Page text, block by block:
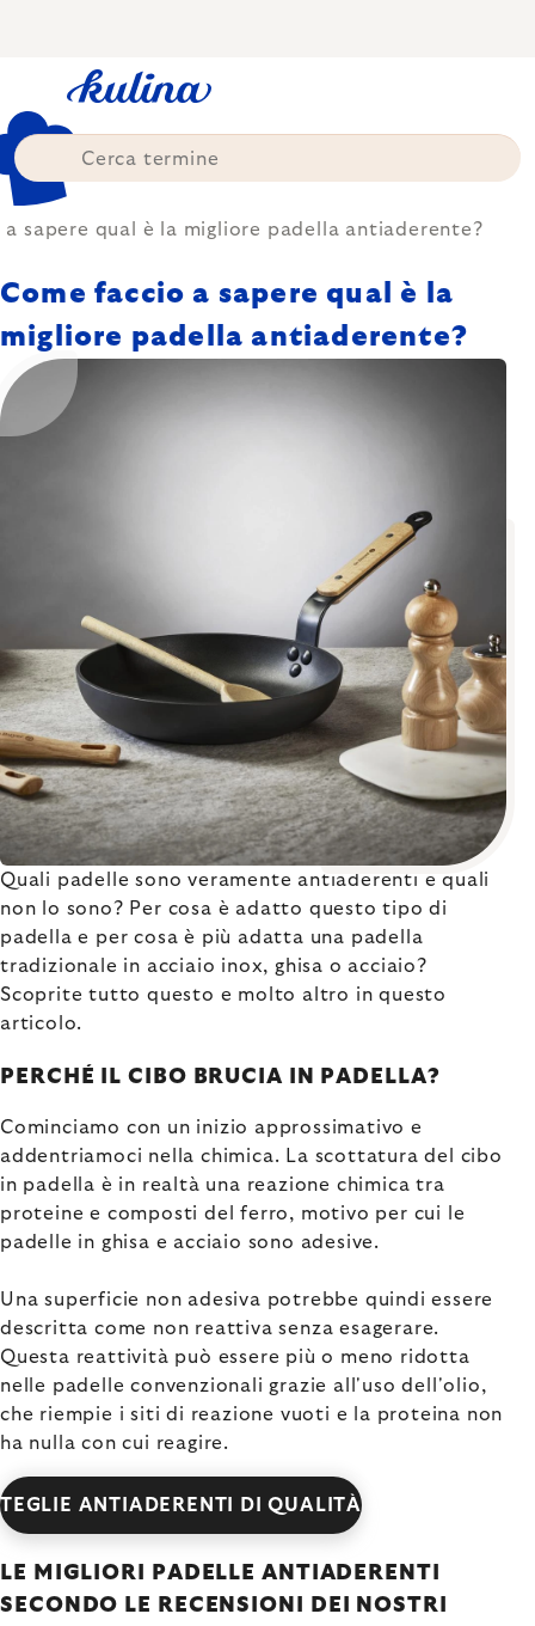
a sapere qual è la migliore padella antiaderente?
Come faccio a sapere qual è la
migliore padella antiaderente?
Quali padelle sono veramente antiaderenti e quali
non lo sono? Per cosa è adatto questo tipo di
padella e per cosa è più adatta una padella
tradizionale in acciaio inox, ghisa o acciaio?
Scoprite tutto questo e molto altro in questo
articolo.
PERCHÉ IL CIBO BRUCIA IN PADELLA?
Cominciamo con un inizio approssimativo e
addentriamoci nella chimica. La scottatura del cibo
in padella è in realtà una reazione chimica tra
proteine e composti del ferro, motivo per cui le
padelle in ghisa e acciaio sono adesive.
Una superficie non adesiva potrebbe quindi essere
descritta come non reattiva senza esagerare.
Questa reattività può essere più o meno ridotta
nelle padelle convenzionali grazie all'uso dell'olio,
che riempie i siti di reazione vuoti e la proteina non
ha nulla con cui reagire.
TEGLIE ANTIADERENTI DI QUALITÀ
LE MIGLIORI PADELLE ANTIADERENTI
SECONDO LE RECENSIONI DEI NOSTRI